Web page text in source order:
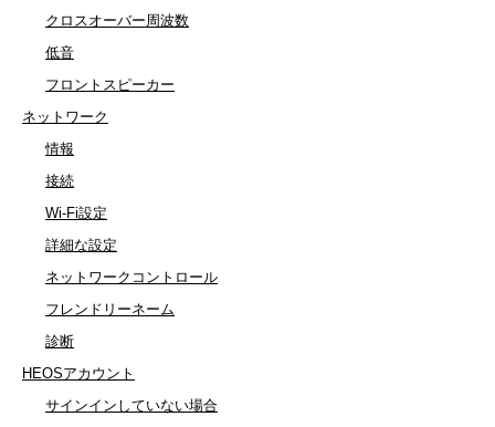
クロスオーバー周波数
低音
フロントスピーカー
ネットワーク
情報
接続
Wi-Fi設定
詳細な設定
ネットワークコントロール
フレンドリーネーム
診断
HEOSアカウント
サインインしていない場合